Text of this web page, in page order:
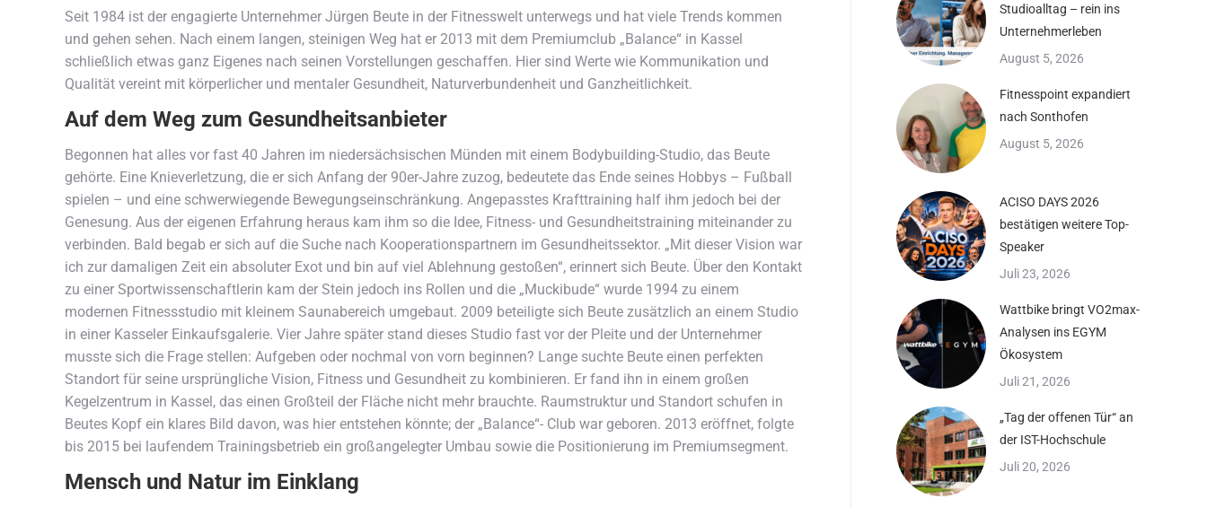
Seit 1984 ist der engagierte Unternehmer Jürgen Beute in der Fitnesswelt unterwegs und hat viele Trends kommen
und gehen sehen. Nach einem langen, steinigen Weg hat er 2013 mit dem Premiumclub „Balance“ in Kassel
schließlich etwas ganz Eigenes nach seinen Vorstellungen geschaffen. Hier sind Werte wie Kommunikation und
Qualität vereint mit körperlicher und mentaler Gesundheit, Naturverbundenheit und Ganzheitlichkeit.
Auf dem Weg zum Gesundheitsanbieter
Begonnen hat alles vor fast 40 Jahren im niedersächsischen Münden mit einem Bodybuilding-Studio, das Beute
gehörte. Eine Knieverletzung, die er sich Anfang der 90er-Jahre zuzog, bedeutete das Ende seines Hobbys – Fußball
spielen – und eine schwerwiegende Bewegungseinschränkung. Angepasstes Krafttraining half ihm jedoch bei der
Genesung. Aus der eigenen Erfahrung heraus kam ihm so die Idee, Fitness- und Gesundheitstraining miteinander zu
verbinden. Bald begab er sich auf die Suche nach Kooperationspartnern im Gesundheitssektor. „Mit dieser Vision war
ich zur damaligen Zeit ein absoluter Exot und bin auf viel Ablehnung gestoßen“, erinnert sich Beute. Über den Kontakt
zu einer Sportwissenschaftlerin kam der Stein jedoch ins Rollen und die „Muckibude“ wurde 1994 zu einem
modernen Fitnessstudio mit kleinem Saunabereich umgebaut. 2009 beteiligte sich Beute zusätzlich an einem Studio
in einer Kasseler Einkaufsgalerie. Vier Jahre später stand dieses Studio fast vor der Pleite und der Unternehmer
musste sich die Frage stellen: Aufgeben oder nochmal von vorn beginnen? Lange suchte Beute einen perfekten
Standort für seine ursprüngliche Vision, Fitness und Gesundheit zu kombinieren. Er fand ihn in einem großen
Kegelzentrum in Kassel, das einen Großteil der Fläche nicht mehr brauchte. Raumstruktur und Standort schufen in
Beutes Kopf ein klares Bild davon, was hier entstehen könnte; der „Balance“- Club war geboren. 2013 eröffnet, folgte
bis 2015 bei laufendem Trainingsbetrieb ein großangelegter Umbau sowie die Positionierung im Premiumsegment.
Mensch und Natur im Einklang
Studioalltag – rein ins
Unternehmerleben
August 5, 2026
Fitnesspoint expandiert
nach Sonthofen
August 5, 2026
ACISO DAYS 2026
bestätigen weitere Top-
Speaker
Juli 23, 2026
Wattbike bringt VO2max-
Analysen ins EGYM
Ökosystem
Juli 21, 2026
„Tag der offenen Tür“ an
der IST-Hochschule
Juli 20, 2026